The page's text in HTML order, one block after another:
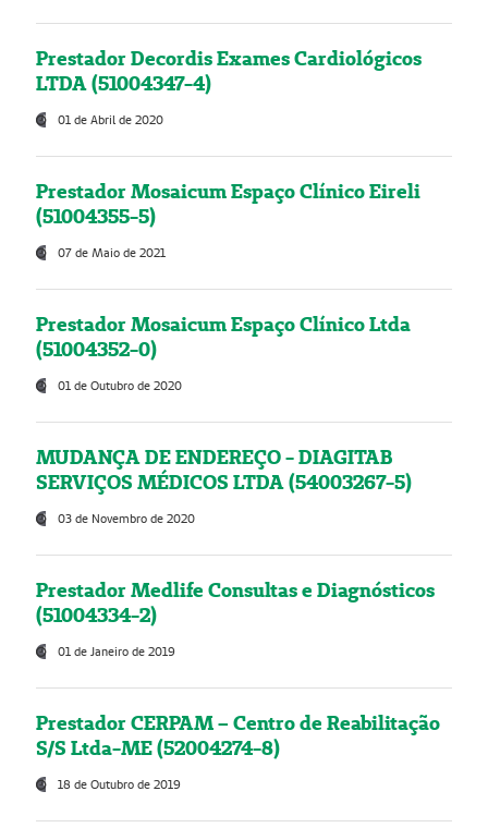
Prestador Decordis Exames Cardiológicos
LTDA (51004347-4)
01 de Abril de 2020
Prestador Mosaicum Espaço Clínico Eireli
(51004355-5)
07 de Maio de 2021
Prestador Mosaicum Espaço Clínico Ltda
(51004352-0)
01 de Outubro de 2020
MUDANÇA DE ENDEREÇO - DIAGITAB
SERVIÇOS MÉDICOS LTDA (54003267-5)
03 de Novembro de 2020
Prestador Medlife Consultas e Diagnósticos
(51004334-2)
01 de Janeiro de 2019
Prestador CERPAM – Centro de Reabilitação
S/S Ltda-ME (52004274-8)
18 de Outubro de 2019